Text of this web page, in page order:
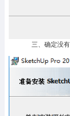
三、确定没有